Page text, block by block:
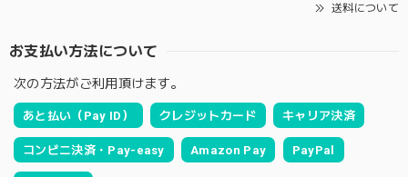
送料について
お支払い方法について
次の方法がご利用頂けます。
あと払い（Pay ID） クレジットカード キャリア決済
コンビニ決済・Pay-easy Amazon Pay PayPal